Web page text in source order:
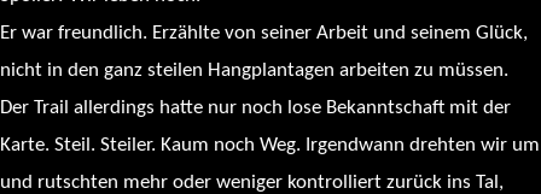
Er war freundlich. Erzählte von seiner Arbeit und seinem Glück,
nicht in den ganz steilen Hangplantagen arbeiten zu müssen.
Der Trail allerdings hatte nur noch lose Bekanntschaft mit der
Karte. Steil. Steiler. Kaum noch Weg. Irgendwann drehten wir um
und rutschten mehr oder weniger kontrolliert zurück ins Tal,